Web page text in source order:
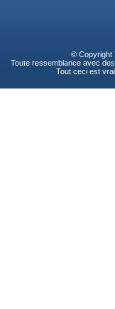
© Copyright
Toute ressemblance avec
Tout ceci est